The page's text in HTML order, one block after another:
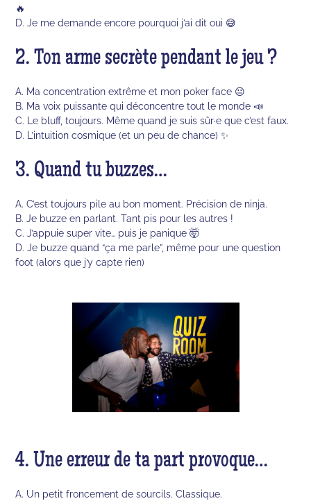
🔥
D. Je me demande encore pourquoi j’ai dit oui 😅
2. Ton arme secrète pendant le jeu ?
A. Ma concentration extrême et mon poker face 😐
B. Ma voix puissante qui déconcentre tout le monde 📣
C. Le bluff, toujours. Même quand je suis sûr·e que c’est faux.
D. L’intuition cosmique (et un peu de chance) ✨
3. Quand tu buzzes…
A. C’est toujours pile au bon moment. Précision de ninja.
B. Je buzze en parlant. Tant pis pour les autres !
C. J’appuie super vite… puis je panique 🤯
D. Je buzze quand “ça me parle”, même pour une question
foot (alors que j’y capte rien)
4. Une erreur de ta part provoque…
A. Un petit froncement de sourcils. Classique.